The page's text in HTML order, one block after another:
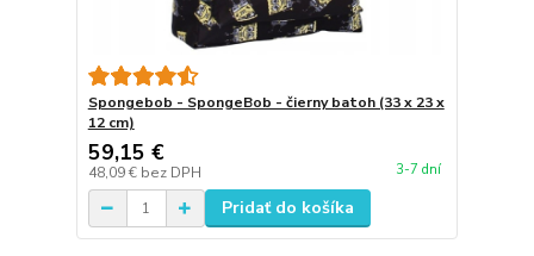
Spongebob - SpongeBob - čierny batoh (33 x 23 x
12 cm)
59,15 €
48,09 € bez DPH 3-7 dní
Pridať do košíka